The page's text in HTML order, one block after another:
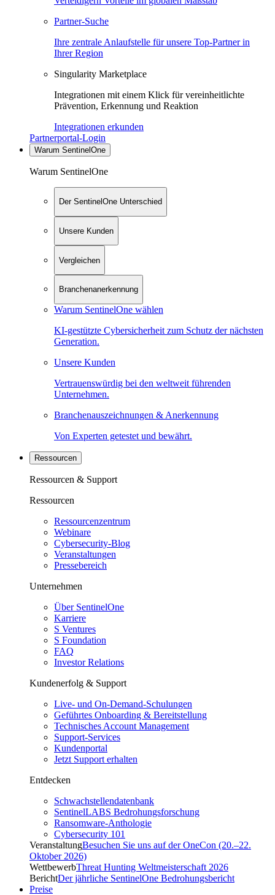
Partner-Suche
Ihre zentrale Anlaufstelle für unsere Top-Partner in
Ihrer Region
Singularity Marketplace
Integrationen mit einem Klick für vereinheitlichte
Prävention, Erkennung und Reaktion
Integrationen erkunden
Partnerportal-Login
Warum SentinelOne
Warum SentinelOne
Der SentinelOne Unterschied
Unsere Kunden
Vergleichen
Branchenanerkennung
Warum SentinelOne wählen
KI-gestützte Cybersicherheit zum Schutz der nächsten
Generation.
Unsere Kunden
Vertrauenswürdig bei den weltweit führenden
Unternehmen.
Branchenauszeichnungen & Anerkennung
Von Experten getestet und bewährt.
Ressourcen
Ressourcen & Support
Ressourcen
Ressourcenzentrum
Webinare
Cybersecurity-Blog
Veranstaltungen
Pressebereich
Unternehmen
Über SentinelOne
Karriere
S Ventures
S Foundation
FAQ
Investor Relations
Kundenerfolg & Support
Live- und On-Demand-Schulungen
Geführtes Onboarding & Bereitstellung
Technisches Account Management
Support-Services
Kundenportal
Jetzt Support erhalten
Entdecken
Schwachstellendatenbank
SentinelLABS Bedrohungsforschung
Ransomware-Anthologie
Cybersecurity 101
VeranstaltungBesuchen Sie uns auf der OneCon (20.–22.
Oktober 2026)
WettbewerbThreat Hunting Weltmeisterschaft 2026
BerichtDer jährliche SentinelOne Bedrohungsbericht
Preise